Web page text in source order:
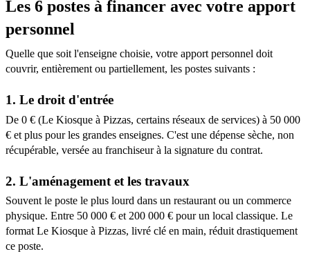
Les 6 postes à financer avec votre apport
personnel
Quelle que soit l'enseigne choisie, votre apport personnel doit
couvrir, entièrement ou partiellement, les postes suivants :
1. Le droit d'entrée
De 0 € (Le Kiosque à Pizzas, certains réseaux de services) à 50 000
€ et plus pour les grandes enseignes. C'est une dépense sèche, non
récupérable, versée au franchiseur à la signature du contrat.
2. L'aménagement et les travaux
Souvent le poste le plus lourd dans un restaurant ou un commerce
physique. Entre 50 000 € et 200 000 € pour un local classique. Le
format Le Kiosque à Pizzas, livré clé en main, réduit drastiquement
ce poste.